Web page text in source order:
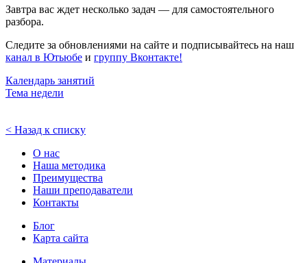
Завтра вас ждет несколько задач — для самостоятельного
разбора.
Следите за обновлениями на сайте и подписывайтесь на наш
канал в Ютьюбе и группу Вконтакте!
Календарь занятий
Тема недели
< Назад к списку
О нас
Наша методика
Преимущества
Наши преподаватели
Контакты
Блог
Карта сайта